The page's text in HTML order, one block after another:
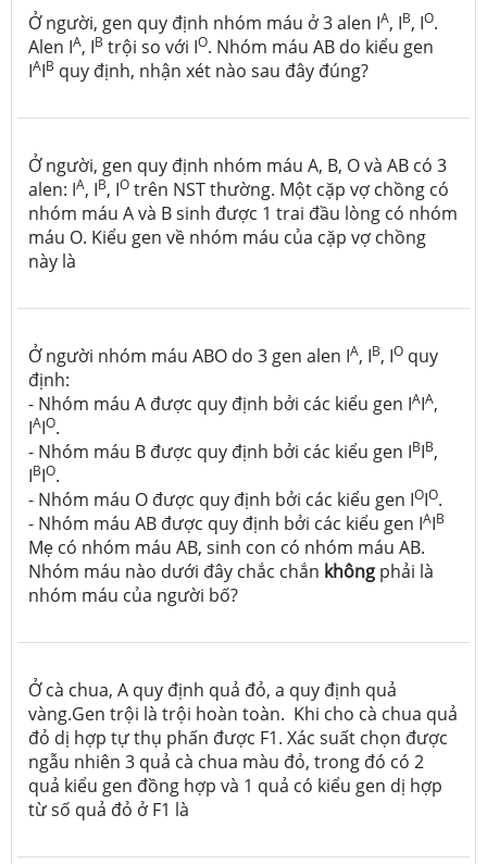
Ở người, gen quy định nhóm máu ở 3 alen IA, IB, IO.
Alen IA, IB trội so với IO. Nhóm máu AB do kiểu gen
IAIB quy định, nhận xét nào sau đây đúng?
Ở người, gen quy định nhóm máu A, B, O và AB có 3
alen: IA, IB, IO trên NST thường. Một cặp vợ chồng có
nhóm máu A và B sinh được 1 trai đầu lòng có nhóm
máu O. Kiểu gen về nhóm máu của cặp vợ chồng
này là
Ở người nhóm máu ABO do 3 gen alen IA, IB, IO quy
định:
- Nhóm máu A được quy định bởi các kiểu gen IAIA,
IAIO.
- Nhóm máu B được quy định bởi các kiểu gen IBIB,
IBIO.
- Nhóm máu O được quy định bởi các kiểu gen IOIO.
- Nhóm máu AB được quy định bởi các kiểu gen IAIB
Mẹ có nhóm máu AB, sinh con có nhóm máu AB.
Nhóm máu nào dưới đây chắc chắn không phải là
nhóm máu của người bố?
Ở cà chua, A quy định quả đỏ, a quy định quả
vàng.Gen trội là trội hoàn toàn. Khi cho cà chua quả
đỏ dị hợp tự thụ phấn được F1. Xác suất chọn được
ngẫu nhiên 3 quả cà chua màu đỏ, trong đó có 2
quả kiểu gen đồng hợp và 1 quả có kiểu gen dị hợp
từ số quả đỏ ở F1 là